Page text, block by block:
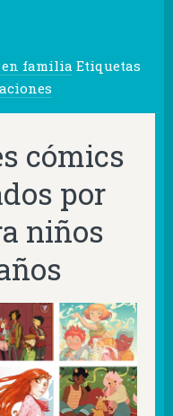
en familia Etiquetas
cómics
por
niños